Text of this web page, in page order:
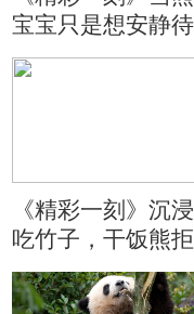
宝宝只是想安静
儿
《精彩一刻》沉
吃竹子，干饭熊
分心